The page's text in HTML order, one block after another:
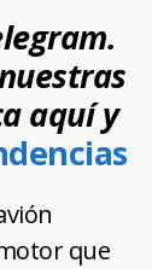
aquí y
que